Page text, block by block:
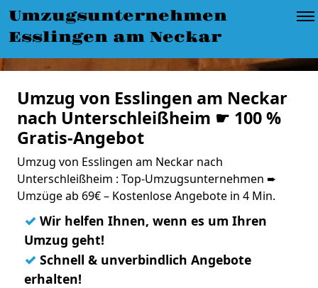
Umzugsunternehmen
Esslingen am Neckar
Umzug von Esslingen am Neckar
nach Unterschleißheim ☛ 100 %
Gratis-Angebot
Umzug von Esslingen am Neckar nach
Unterschleißheim : Top-Umzugsunternehmen ➨
Umzüge ab 69€ – Kostenlose Angebote in 4 Min.
✓ Wir helfen Ihnen, wenn es um Ihren
Umzug geht!
✓ Schnell & unverbindlich Angebote
erhalten!